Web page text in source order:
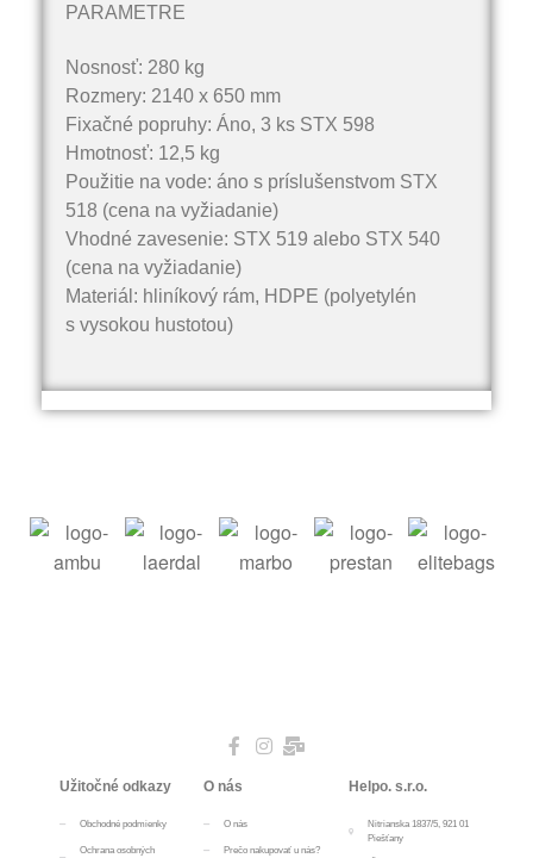
PARAMETRE
Nosnosť: 280 kg
Rozmery: 2140 x 650 mm
Fixačné popruhy: Áno, 3 ks STX 598
Hmotnosť: 12,5 kg
Použitie na vode: áno s príslušenstvom STX
518 (cena na vyžiadanie)
Vhodné zavesenie: STX 519 alebo STX 540
(cena na vyžiadanie)
Materiál: hliníkový rám, HDPE (polyetylén
s vysokou hustotou)
Užitočné odkazy
Obchodné podmienky
Ochrana osobných
O nás
O nás
Prečo nakupovať u nás?
Helpo. s.r.o.
Nitrianska 1837/5, 921 01
Piešťany